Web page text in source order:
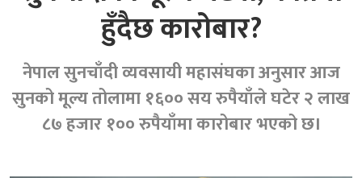
हुँदैछ कारोबार?
नेपाल सुनचाँदी व्यवसायी महासंघका अनुसार आज
सुनको मूल्य तोलामा १६०० सय रुपैयाँले घटेर २ लाख
८७ हजार १०० रुपैयाँमा कारोबार भएको छ।